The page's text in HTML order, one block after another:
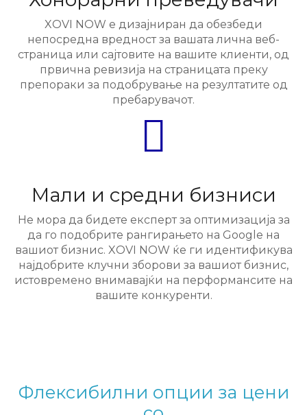
XOVI NOW е дизајниран да обезбеди
непосредна вредност за вашата лична веб-
страница или сајтовите на вашите клиенти, од
првична ревизија на страницата преку
препораки за подобрување на резултатите од
пребарувачот.
Мали и средни бизниси
Не мора да бидете експерт за оптимизација за
да го подобрите рангирањето на Google на
вашиот бизнис. XOVI NOW ќе ги идентификува
најдобрите клучни зборови за вашиот бизнис,
истовремено внимавајќи на перформансите на
вашите конкуренти.
Флексибилни опции за цени